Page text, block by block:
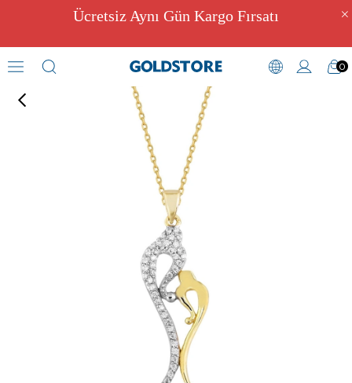
Ücretsiz Aynı Gün Kargo Fırsatı
0
Zirkon Taşlı Kolyeler